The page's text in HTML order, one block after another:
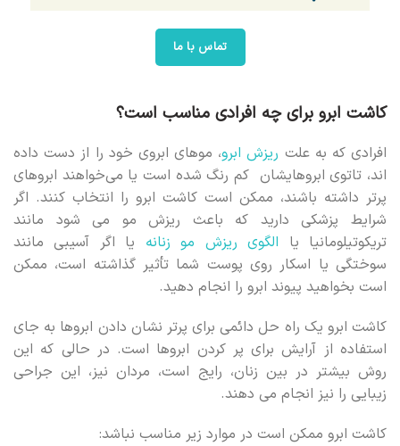
تماس با ما
کاشت ابرو برای چه افرادی مناسب است؟
افرادی که به علت ریزش ابرو، موهای ابروی خود را از دست داده
اند، تاتوی ابروهایشان کم رنگ شده است یا می‌خواهند ابروهای
پرتر داشته باشند، ممکن است کاشت ابرو را انتخاب کنند. اگر
شرایط پزشکی دارید که باعث ریزش مو می شود مانند
تریکوتیلومانیا یا الگوی ریزش مو زنانه یا اگر آسیبی مانند
سوختگی یا اسکار روی پوست شما تأثیر گذاشته است، ممکن
است بخواهید پیوند ابرو را انجام دهید.
کاشت ابرو یک راه حل دائمی برای پرتر نشان دادن ابروها به جای
استفاده از آرایش برای پر کردن ابروها است. در حالی که این
روش بیشتر در بین زنان، رایج است، مردان نیز، این جراحی
زیبایی را نیز انجام می دهند.
کاشت ابرو ممکن است در موارد زیر مناسب نباشد: